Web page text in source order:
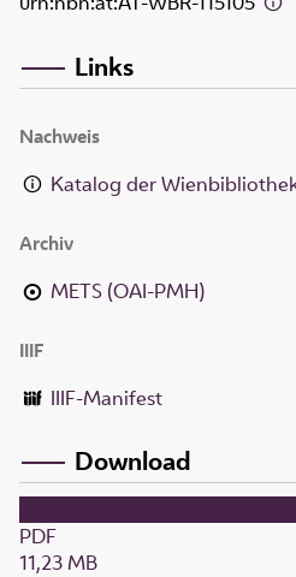
Links
Nachweis
Katalog der
Archiv
METS (OAI-PMH)
IIIF
IIIF-Manifest
Download
PDF
11,23 MB